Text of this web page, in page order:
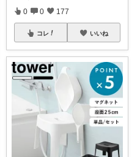
0 0 177
コレ いいね